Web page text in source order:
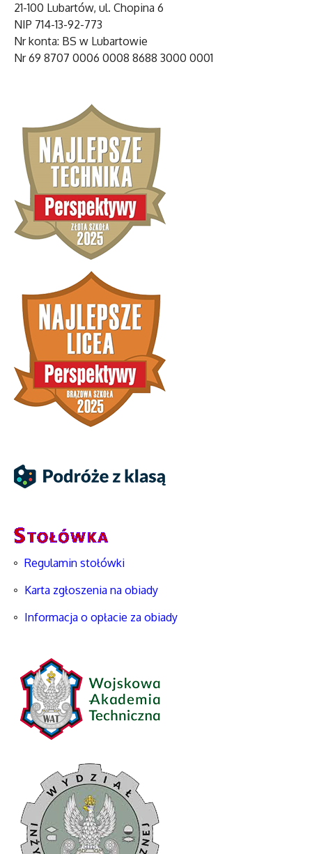
21-100 Lubartów, ul. Chopina 6
NIP 714-13-92-773
Nr konta: BS w Lubartowie
Nr 69 8707 0006 0008 8688 3000 0001
Regulamin stołówki
Karta zgłoszenia na obiady
Informacja o opłacie za obiady